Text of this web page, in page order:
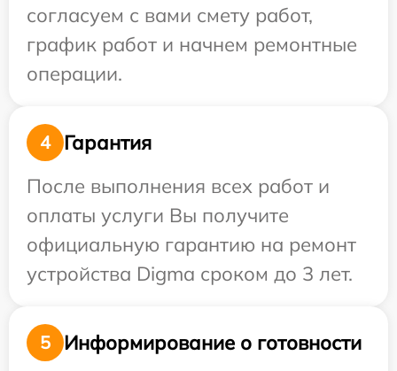
согласуем с вами смету работ,
график работ и начнем ремонтные
операции.
4
Гарантия
После выполнения всех работ и
оплаты услуги Вы получите
официальную гарантию на ремонт
устройства Digma сроком до 3 лет.
5
Информирование о готовности